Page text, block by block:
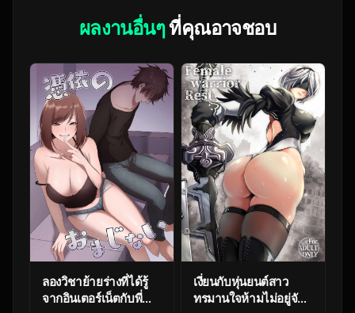
ผลงานอื่นๆที่คุณอาจชอบ
ลองวิชาย้ายร่างที่ได้รู้
จากอินเตอร์เน็ตกับพี่
เงี่ยนกับหุ่นยนต์สาว
ทรมานใจห้ามไม่อยู่จับ